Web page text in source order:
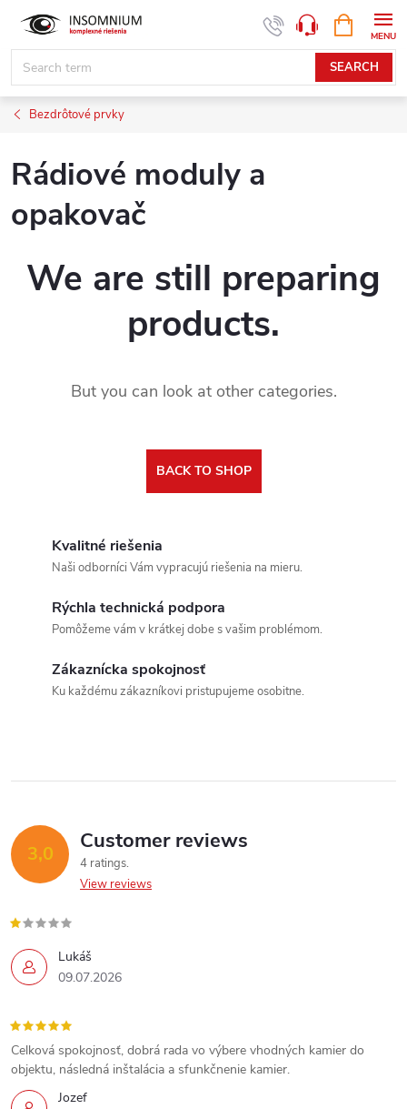
content
SEARCH
CART
Bezdrôtové prvky
Rádiové moduly a
opakovač
We are still preparing
products.
But you can look at other categories.
BACK TO SHOP
Kvalitné riešenia
Naši odborníci Vám vypracujú riešenia na mieru.
Rýchla technická podpora
Pomôžeme vám v krátkej dobe s vašim problémom.
Zákaznícka spokojnosť
Ku každému zákazníkovi pristupujeme osobitne.
3,0 Customer reviews
4 ratings
View reviews
Lukáš
09.07.2026
Jozef
Celková spokojnosť, dobrá rada vo výbere vhodných kamier do
objektu, následná inštalácia a sfunkčnenie kamier.
www.insomnium.sk - Chat